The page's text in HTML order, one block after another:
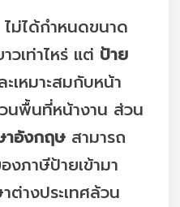
ม่ได้กำหนดขนาด
วเท่าไหร่ แต่ ป้าย
เหมาะสมกับหน้า
นพื้นที่หน้างาน ส่วน
าอังกฤษ สามารถ
งภาษีป้ายเข้ามา
ต่างประเทศล้วน